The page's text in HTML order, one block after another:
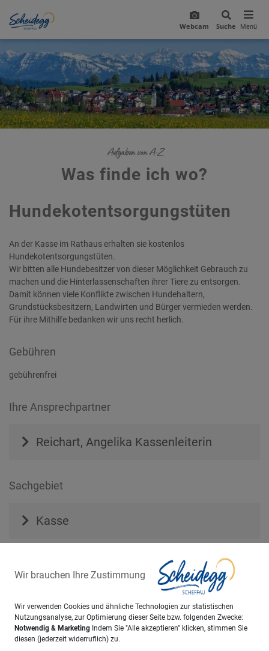
Webcam Suche Menü
Aufgaben von A-Z
Was finde ich wo?
Hundekotentsorgungstüten
An der Kasse im Rathaus erhalten sie kostenlos
Hundekotentsorgungstüten.
Wir bitten alle Hundebesitzer von dieser Möglichkeit Gebrauch zu
machen und die Hinterlassenschaften ihrer Tiere zu entsorgen.
Damit können viele Konflikte zwischen Hundehaltern,
Grundstücksbesitzern, Landwirten und Bürger vermieden werden.
Für ihre Mithilfe bedanken wir uns recht herlich.
Gebühren
gebührenfrei
Ihre Ansprechpartner
Reichart, Angelika Kassenleiterin
Sachgebiet
Kasse
Wir brauchen Ihre Zustimmung
Wir verwenden Cookies und ähnliche Technologien zur statistischen
Nutzungsanalyse, zur Optimierung dieser Seite bzw. folgenden Zwecke:
Notwendig & Marketing Indem Sie "Alle akzeptieren" klicken, stimmen Sie
diesen (jederzeit widerruflich) zu.